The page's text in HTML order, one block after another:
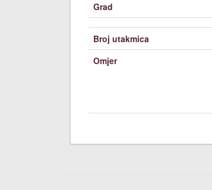
Grad
Broj utakmica
Omjer